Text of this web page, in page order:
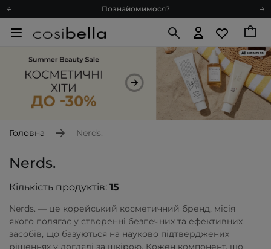
Познайомимося?
Доставка з любов'ю
Рекомендуй нас і отримуй ще більше балів
Запитай косметолога
Доставка з любов'ю
Головна Nerds.
Nerds.
Кількість продуктів: 15
Nerds. — це корейський косметичний бренд, місія
якого полягає у створенні безпечних та ефективних
засобів, що базуються на науково підтверджених